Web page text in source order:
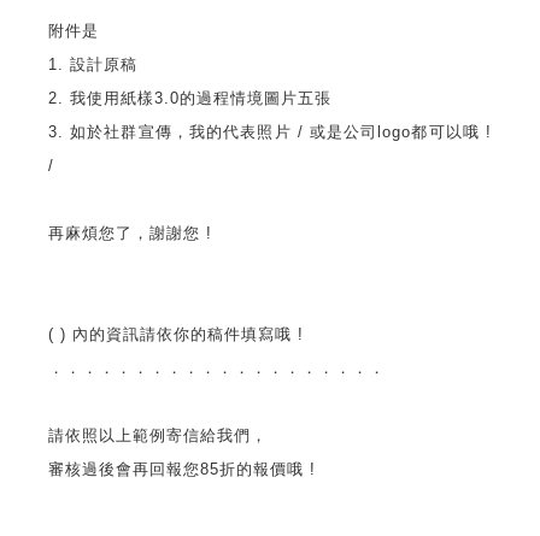
附件是
1. 設計原稿
2. 我使用紙樣3.0的過程情境圖片五張
3. 如於社群宣傳，我的代表照片 / 或是公司logo都可以哦 !
/
再麻煩您了，謝謝您 !
( ) 內的資訊請依你的稿件填寫哦 !
．．．．．．．．．．．．．．．．．．．．
請依照以上範例寄信給我們，
審核過後會再回報您85折的報價哦 !